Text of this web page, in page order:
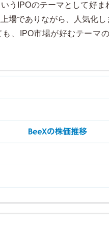
う IPOのテーマとして好ま
場でありながら、人気化
、
IPO市場が好むテーマ